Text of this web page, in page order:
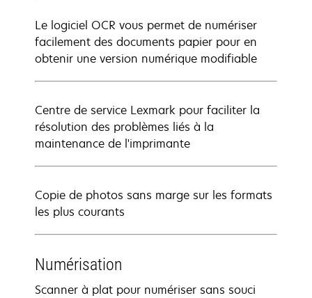
Le logiciel OCR vous permet de numériser
facilement des documents papier pour en
obtenir une version numérique modifiable
Centre de service Lexmark pour faciliter la
résolution des problèmes liés à la
maintenance de l'imprimante
Copie de photos sans marge sur les formats
les plus courants
Numérisation
Scanner à plat pour numériser sans souci